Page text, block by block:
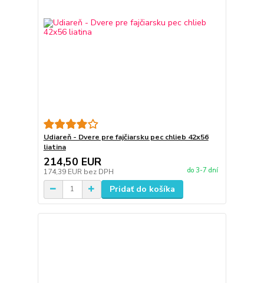
Udiareň - Dvere pre fajčiarsku pec chlieb 42x56
liatina
214,50 EUR
174,39 EUR bez DPH do 3-7 dní
Pridať do košíka